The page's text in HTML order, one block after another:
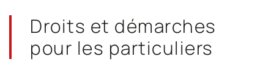
Droits et démarches
pour les particuliers